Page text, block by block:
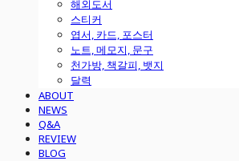
해외도서
스티커
엽서, 카드, 포스터
노트, 메모지, 문구
천가방, 책갈피, 뱃지
달력
ABOUT
NEWS
Q&A
REVIEW
BLOG